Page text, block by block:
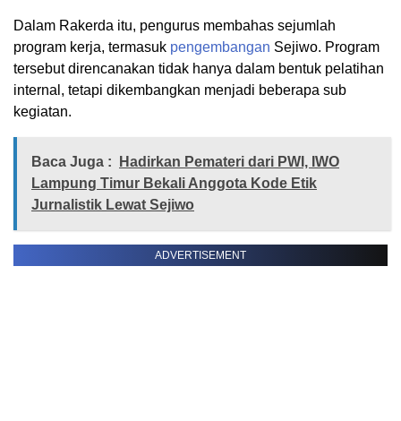
Dalam Rakerda itu, pengurus membahas sejumlah
program kerja, termasuk pengembangan Sejiwo. Program
tersebut direncanakan tidak hanya dalam bentuk pelatihan
internal, tetapi dikembangkan menjadi beberapa sub
kegiatan.
Baca Juga :
Hadirkan Pemateri dari PWI, IWO
Lampung Timur Bekali Anggota Kode Etik
Jurnalistik Lewat Sejiwo
ADVERTISEMENT